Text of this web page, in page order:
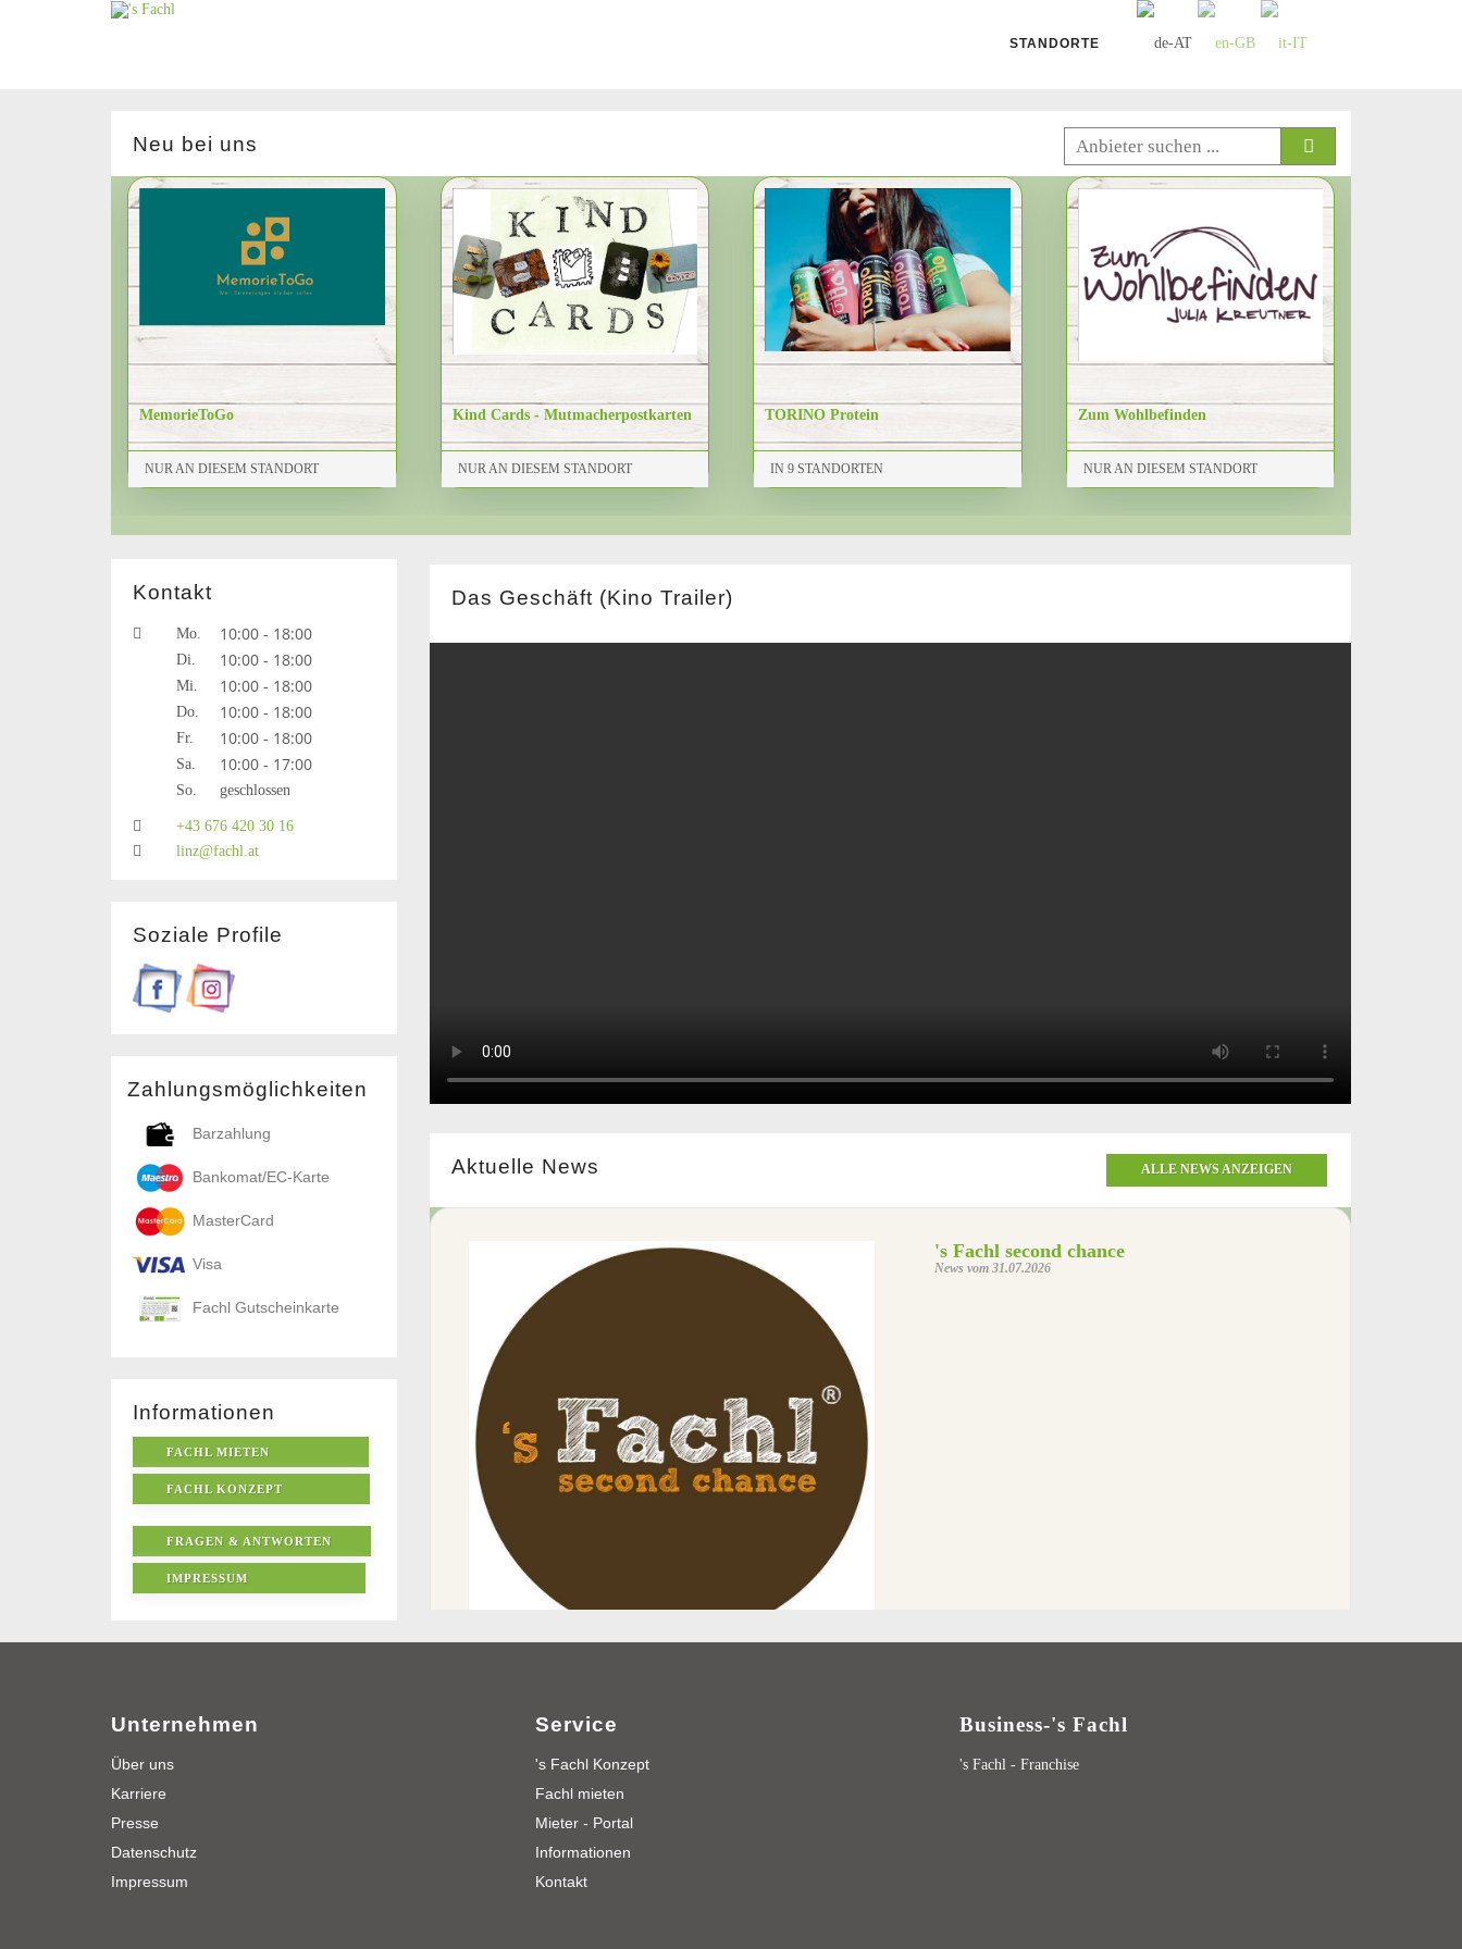
STANDORTE
Neu bei uns
Kontakt
Mo. 10:00 - 18:00
Di. 10:00 - 18:00
Mi. 10:00 - 18:00
Do. 10:00 - 18:00
Fr. 10:00 - 18:00
Sa. 10:00 - 17:00
So. geschlossen
+43 676 420 30 16
linz@fachl.at
Soziale Profile
Zahlungsmöglichkeiten
Barzahlung
Bankomat/EC-Karte
MasterCard
Visa
Fachl Gutscheinkarte
Informationen
FACHL MIETEN
FACHL KONZEPT
FRAGEN & ANTWORTEN
IMPRESSUM
Das Geschäft (Kino Trailer)
Aktuelle News ALLE NEWS ANZEIGEN
Unternehmen
Über uns
Karriere
Presse
Datenschutz
Impressum
Service
's Fachl Konzept
Fachl mieten
Mieter - Portal
Informationen
Kontakt
Business-'s Fachl
's Fachl - Franchise